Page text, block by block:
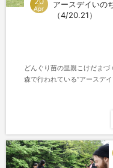
Apr
アースデイいの
（4/20.21）
どんぐり苗の里親こけだま
森で行われている”アースデ